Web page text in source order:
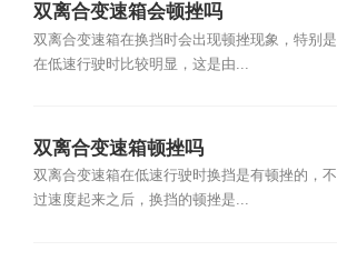
双离合变速箱会顿挫吗
双离合变速箱在换挡时会出现顿挫现象，特别是
在低速行驶时比较明显，这是由...
双离合变速箱顿挫吗
双离合变速箱在低速行驶时换挡是有顿挫的，不
过速度起来之后，换挡的顿挫是...